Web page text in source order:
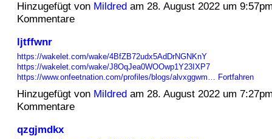
Hinzugefügt von Mildred am 28. August 2022 um
Kommentare
ljtffwnr
https://wakelet.com/wake/4BfZB72udx5AdDrNGNKnY
https://wakelet.com/wake/J8OqJea0WOOwp1Y23IXP7
https://www.onfeetnation.com/profiles/blogs/alvxggwm… Fortfahren
Hinzugefügt von Mildred am 28. August 2022 um
Kommentare
qzgjmdkx